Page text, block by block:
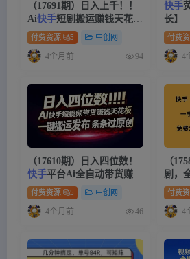
（17691期）日入上千！！
Ai快手短剧搬运赚钱天花
板，一键发布，条条过原创
付费资源 5 中创网
4个月前 94
快手
长】
付费
4
（17610期）日入四位数！
快手平台Ai全自动带货赚
米，一刀不剪黑科技搬运，
一键发布过原创
付费资源 5 中创网
4个月前 46
（
剧，
单号
付费
4